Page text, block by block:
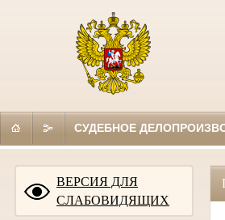
СУДЕБНОЕ
ВЕРСИЯ ДЛЯ
СЛАБОВИДЯЩИХ